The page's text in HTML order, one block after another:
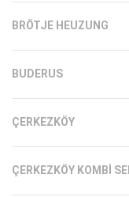
BRÖTJE HEUZUNG
BUDERUS
ÇERKEZKÖY
ÇERKEZKÖY KOMBI